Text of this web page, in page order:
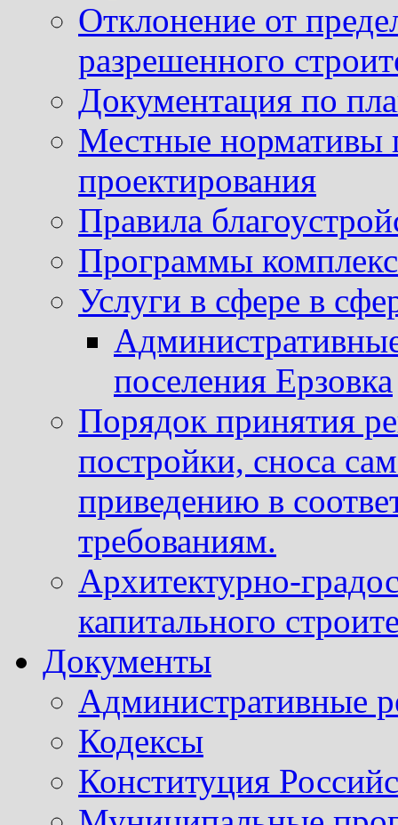
Отклонение от
разрешенного
Документация по
Местные нормативы
проектирования
Правила
Программы
Услуги в сфере в
поселения Ерзовка
Порядок принятия
постройки, сноса
приведению в
требованиям.
Архитектурно-
капитального
Документы
Административные
Кодексы
Конституция